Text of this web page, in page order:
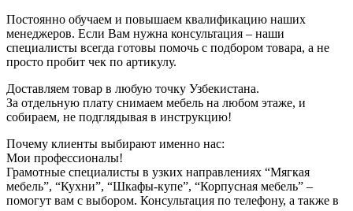
Постоянно обучаем и повышаем квалификацию наших
менеджеров. Если Вам нужна консультация – наши
специалисты всегда готовы помочь с подбором товара, а не
просто пробит чек по артикулу.
Доставляем товар в любую точку Узбекистана.
За отдельную плату снимаем мебель на любом этаже, и
собираем, не подглядывая в инструкцию!
Почему клиенты выбирают именно нас:
Мои профессионалы!
Грамотные специалисты в узких направлениях “Мягкая
мебель”, “Кухни”, “Шкафы-купе”, “Корпусная мебель” –
помогут вам с выбором. Консультация по телефону, а также в